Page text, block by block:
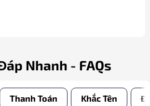
Nhanh - FAQs
Thanh Toán Khắc Tên